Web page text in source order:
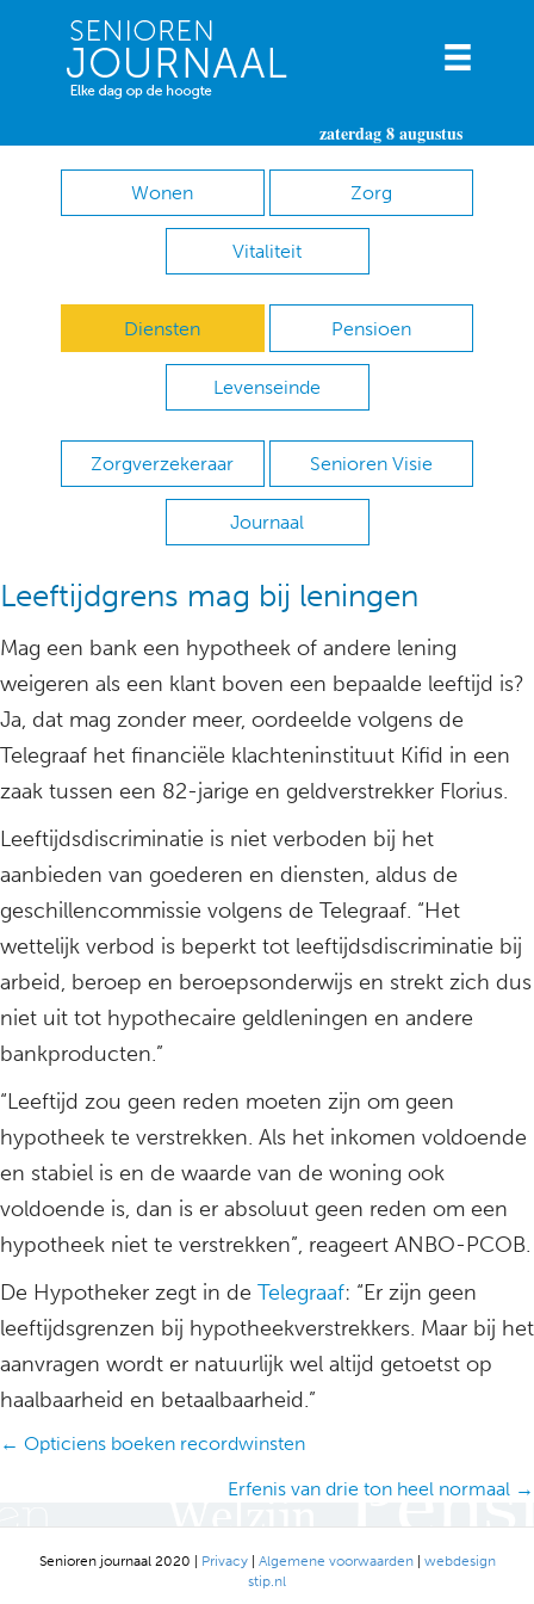
zaterdag 8 augustus
Wonen Zorg
Vitaliteit
Diensten Pensioen
Levenseinde
Zorgverzekeraar Senioren Visie
Journaal
Leeftijdgrens mag bij leningen
Mag een bank een hypotheek of andere lening
weigeren als een klant boven een bepaalde leeftijd is?
Ja, dat mag zonder meer, oordeelde volgens de
Telegraaf het financiële klachteninstituut Kifid in een
zaak tussen een 82-jarige en geldverstrekker Florius.
Leeftijdsdiscriminatie is niet verboden bij het
aanbieden van goederen en diensten, aldus de
geschillencommissie volgens de Telegraaf. “Het
wettelijk verbod is beperkt tot leeftijdsdiscriminatie bij
arbeid, beroep en beroepsonderwijs en strekt zich dus
niet uit tot hypothecaire geldleningen en andere
bankproducten.”
“Leeftijd zou geen reden moeten zijn om geen
hypotheek te verstrekken. Als het inkomen voldoende
en stabiel is en de waarde van de woning ook
voldoende is, dan is er absoluut geen reden om een
hypotheek niet te verstrekken”, reageert ANBO-PCOB.
De Hypotheker zegt in de Telegraaf: “Er zijn geen
leeftijdsgrenzen bij hypotheekverstrekkers. Maar bij het
aanvragen wordt er natuurlijk wel altijd getoetst op
haalbaarheid en betaalbaarheid.”
Posts
← Opticiens boeken recordwinsten
Erfenis van drie ton heel normaal →
Senioren journaal 2020 | Privacy| Algemene voorwaarden| webdesign
stip.nl